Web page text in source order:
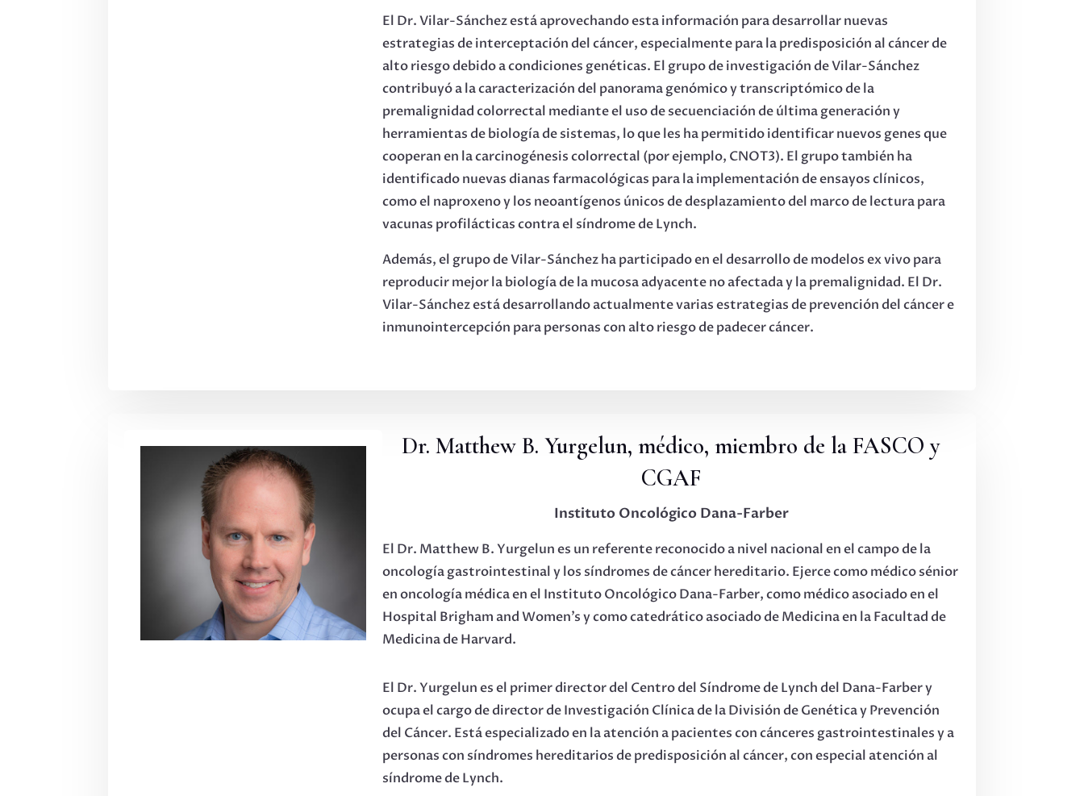
El Dr. Vilar-Sánchez está aprovechando esta información para desarrollar nuevas
estrategias de interceptación del cáncer, especialmente para la predisposición al cáncer de
alto riesgo debido a condiciones genéticas. El grupo de investigación de Vilar-Sánchez
contribuyó a la caracterización del panorama genómico y transcriptómico de la
premalignidad colorrectal mediante el uso de secuenciación de última generación y
herramientas de biología de sistemas, lo que les ha permitido identificar nuevos genes que
cooperan en la carcinogénesis colorrectal (por ejemplo, CNOT3). El grupo también ha
identificado nuevas dianas farmacológicas para la implementación de ensayos clínicos,
como el naproxeno y los neoantígenos únicos de desplazamiento del marco de lectura para
vacunas profilácticas contra el síndrome de Lynch.
Además, el grupo de Vilar-Sánchez ha participado en el desarrollo de modelos ex vivo para
reproducir mejor la biología de la mucosa adyacente no afectada y la premalignidad. El Dr.
Vilar-Sánchez está desarrollando actualmente varias estrategias de prevención del cáncer e
inmunointercepción para personas con alto riesgo de padecer cáncer.
Dr. Matthew B. Yurgelun, médico, miembro de la FASCO y
CGAF
Instituto Oncológico Dana-Farber
El Dr. Matthew B. Yurgelun es un referente reconocido a nivel nacional en el campo de la
oncología gastrointestinal y los síndromes de cáncer hereditario. Ejerce como médico sénior
en oncología médica en el Instituto Oncológico Dana-Farber, como médico asociado en el
Hospital Brigham and Women’s y como catedrático asociado de Medicina en la Facultad de
Medicina de Harvard.
El Dr. Yurgelun es el primer director del Centro del Síndrome de Lynch del Dana-Farber y
ocupa el cargo de director de Investigación Clínica de la División de Genética y Prevención
del Cáncer. Está especializado en la atención a pacientes con cánceres gastrointestinales y a
personas con síndromes hereditarios de predisposición al cáncer, con especial atención al
síndrome de Lynch.